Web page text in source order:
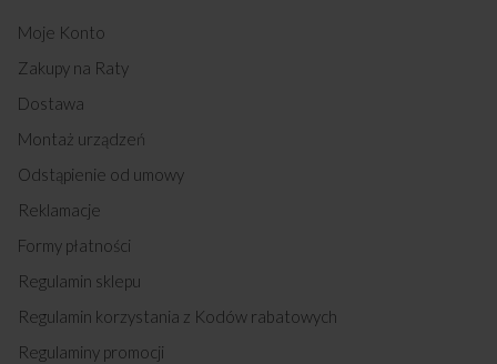
Moje Konto
Zakupy na Raty
Dostawa
Montaż urządzeń
Odstąpienie od umowy
Reklamacje
Formy płatności
Regulamin sklepu
Regulamin korzystania z Kodów rabatowych
Regulaminy promocji